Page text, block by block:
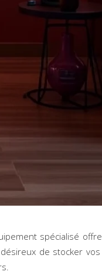
spécialisé
de stocker